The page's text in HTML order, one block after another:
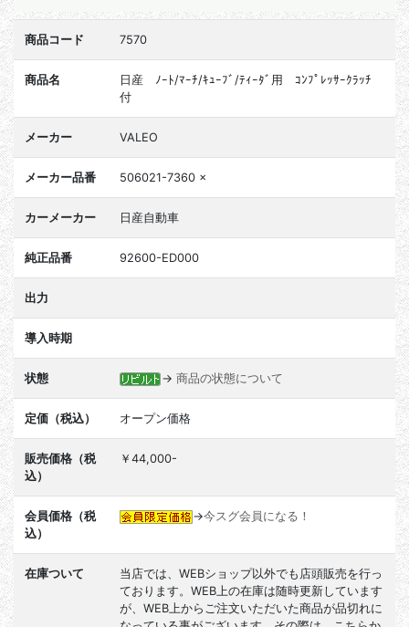
商品コード 7570
商品名
日産 ﾉｰﾄ/ﾏｰﾁ/ｷｭｰﾌﾞ/ﾃｨｰﾀﾞ用 ｺﾝﾌﾟﾚｯｻｰｸﾗｯﾁ
付
メーカー VALEO
メーカー品番 506021-7360 ×
カーメーカー 日産自動車
純正品番 92600-ED000
出力
導入時期
状態 → 商品の状態について
定価（税込） オープン価格
販売価格（税
込）
￥44,000-
会員価格（税
込）
→今スグ会員になる！
在庫ついて
当店では、WEBショップ以外でも店頭販売を行っ
ております。WEB上の在庫は随時更新しています
が、WEB上からご注文いただいた商品が品切れに